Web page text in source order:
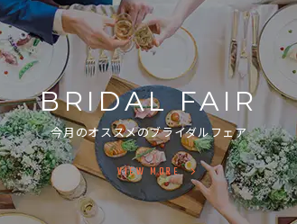
BRIDAL FAIR
今月のオススメのブライダルフェア
VIEW MORE